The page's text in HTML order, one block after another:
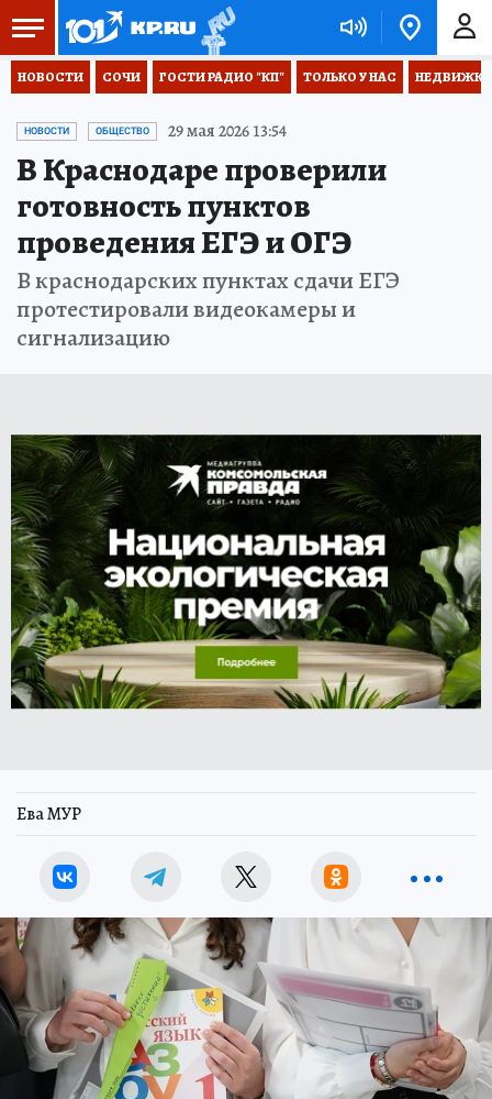
НОВОСТИ СОЧИ ГОСТИ РАДИО "КП" ТОЛЬКО У НАС НЕДВИЖКА
НОВОСТИ ОБЩЕСТВО 29 мая 2026 13:54
В Краснодаре проверили
готовность пунктов
проведения ЕГЭ и ОГЭ
В краснодарских пунктах сдачи ЕГЭ
протестировали видеокамеры и
сигнализацию
Ева МУР